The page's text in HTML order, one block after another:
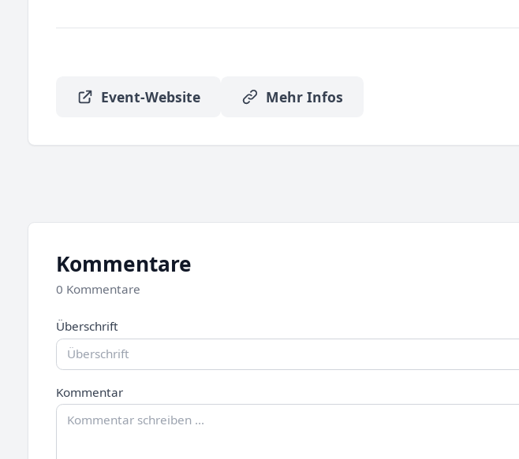
Event-Website Mehr Infos
Kommentare
0 Kommentare
Überschrift
Kommentar